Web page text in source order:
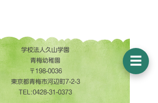
☰
学校法人久山学園
青梅幼稚園
〒198-0036
東京都青梅市河辺町7-2-3
TEL:0428-31-0373